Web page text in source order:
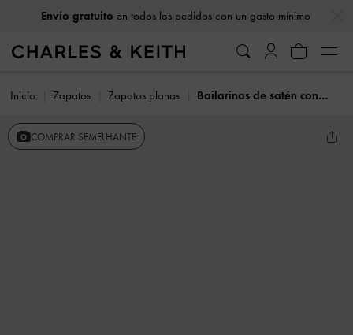
Envío gratuito en todos los pedidos con un gasto mínimo
Inicio Zapatos Zapatos planos Bailarinas de satén con lazo y adornos de cristal
COMPRAR SEMELHANTE